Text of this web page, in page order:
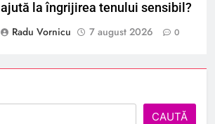
ajută la îngrijirea tenului sensibil?
Radu Vornicu
7 august 2026 0
CAUTĂ